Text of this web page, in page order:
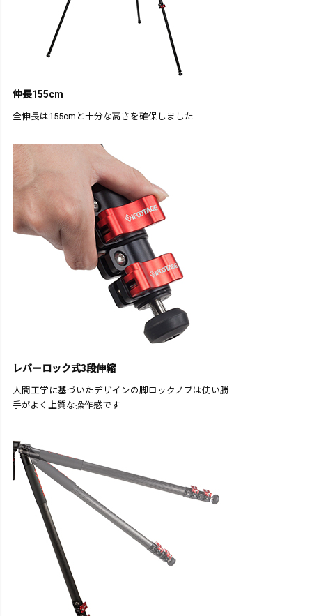
伸長155cm
全伸長は155cmと十分な高さを確保しました
レバーロック式3段伸縮
人間工学に基づいたデザインの脚ロックノブは使い勝
手がよく上質な操作感です